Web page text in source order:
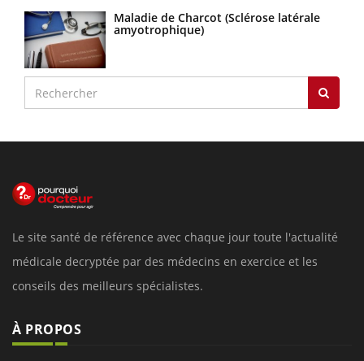
Maladie de Charcot (Sclérose latérale
amyotrophique)
Le site santé de référence avec chaque jour toute l'actualité
médicale decryptée par des médecins en exercice et les
conseils des meilleurs spécialistes.
À PROPOS